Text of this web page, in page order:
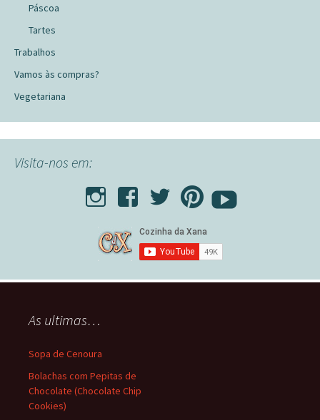
Páscoa
Tartes
Trabalhos
Vamos às compras?
Vegetariana
Visita-nos em:
As ultimas…
Sopa de Cenoura
Bolachas com Pepitas de
Chocolate (Chocolate Chip
Cookies)